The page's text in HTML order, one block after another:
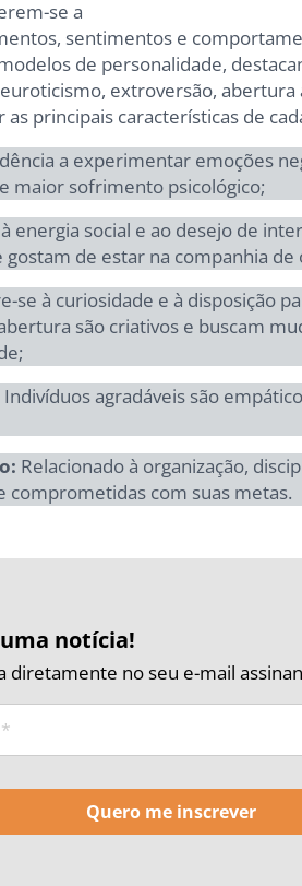
se a
sentimentos e
de personalidade,
extroversão,
as principais características de
a experimentar emoções
maior sofrimento psicológico;
energia social e ao desejo de
de estar na companhia de
se à curiosidade e à disposição
são criativos e buscam
Indivíduos agradáveis são
Relacionado à organização,
comprometidas com suas metas.
notícia!
diretamente no seu e-mail